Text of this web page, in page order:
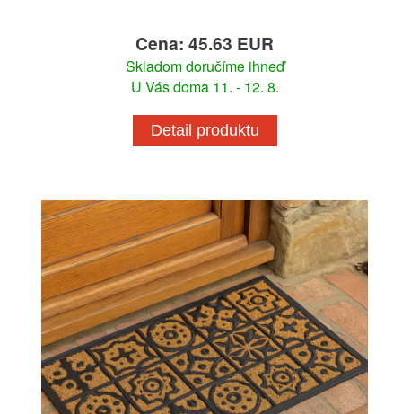
Cena: 45.63 EUR
Skladom doručíme ihneď
U Vás doma 11. - 12. 8.
Detail produktu